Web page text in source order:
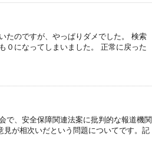
たのですが、やっぱりダメでした。 検索
０になってしまいました。 正常に戻った
で、安全保障関連法案に批判的な報道機関
が相次いだという問題についてです。記